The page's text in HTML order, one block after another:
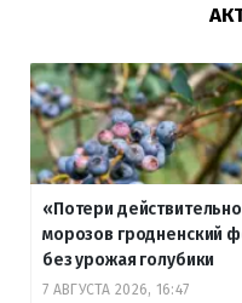
«Потери
морозов гродненский
без урожая голубики
7 АВГУСТА 2026, 16:47